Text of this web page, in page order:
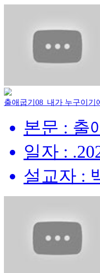
출애굽기08_내가 누구이기
본문 : 출
일자 :
설교자 :